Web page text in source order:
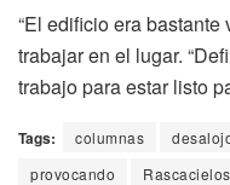
“El edificio era
trabajar en el lugar.
trabajo para estar listo
Tags: columnas
provocando
Rascacielos